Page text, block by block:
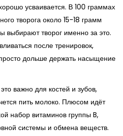
усваивается. В 100 граммах
творога около 15-18 грамм
выбирают творог именно за это.
после тренировок,
дольше держать насыщение
важно для костей и зубов,
пить молоко. Плюсом идёт
набор витаминов группы B,
системы и обмена веществ.